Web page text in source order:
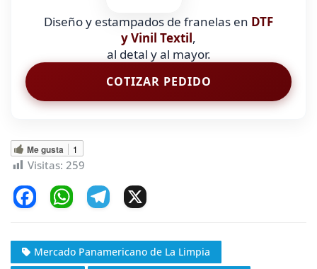
Diseño y estampados de franelas en DTF
y Vinil Textil,
al detal y al mayor.
COTIZAR PEDIDO
Me gusta 1
Visitas: 259
c
W
at e
Mercado Panamericano de La Limpia